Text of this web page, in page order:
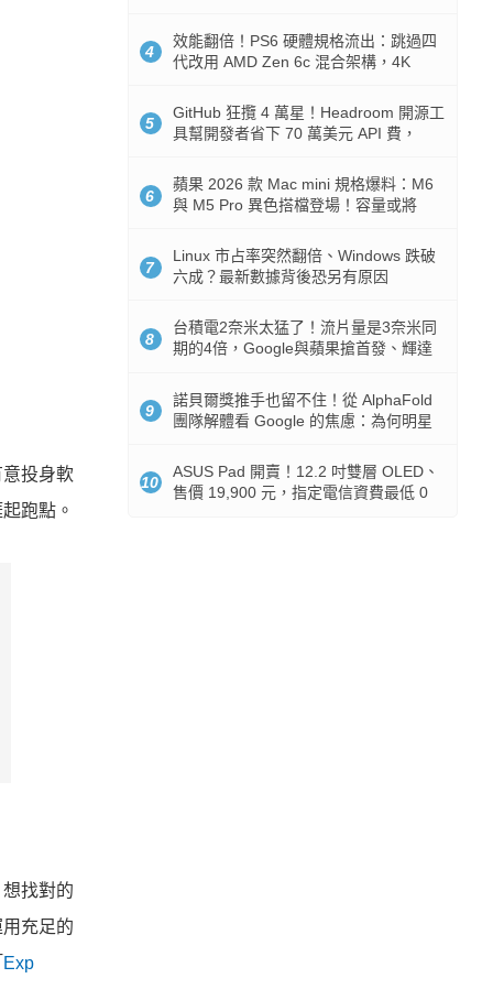
投身軟
跑點。
想找對的
用充足的
Exp
4
效能翻倍！PS6 硬體規格流出：跳過四
代改用 AMD Zen 6c 混合架構，4K
5
GitHub 狂攬 4 萬星！Headroom 開源工
具幫開發者省下 70 萬美元 API 費，
6
蘋果 2026 款 Mac mini 規格爆料：M6
與 M5 Pro 異色搭檔登場！容量或將
7
Linux 市占率突然翻倍、Windows 跌破
六成？最新數據背後恐另有原因
8
台積電2奈米太猛了！流片量是3奈米同
期的4倍，Google與蘋果搶首發、輝達
9
諾貝爾獎推手也留不住！從 AlphaFold
團隊解體看 Google 的焦慮：為何明星
10
ASUS Pad 開賣！12.2 吋雙層 OLED、
售價 19,900 元，指定電信資費最低 0